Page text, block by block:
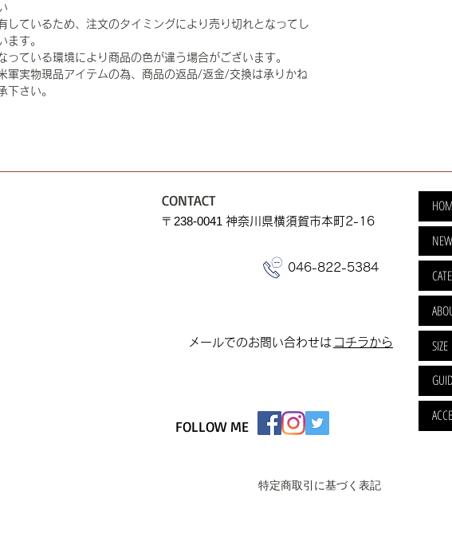
しているため、注文のタイミングにより売り切れとなってし
ます。
っている環境により商品の色が違う場合がございます。
軍実物現品アイテムの為、商品の返品/返金/交換は承りかね
下さい。
​メールでのお問い合わせは ​コチラから
046-822-5384
SIZE
CONTACT
​〒238-0041 神奈川県横須賀市本町2-16
FOLLOW ME
特定商取引に基づく表記